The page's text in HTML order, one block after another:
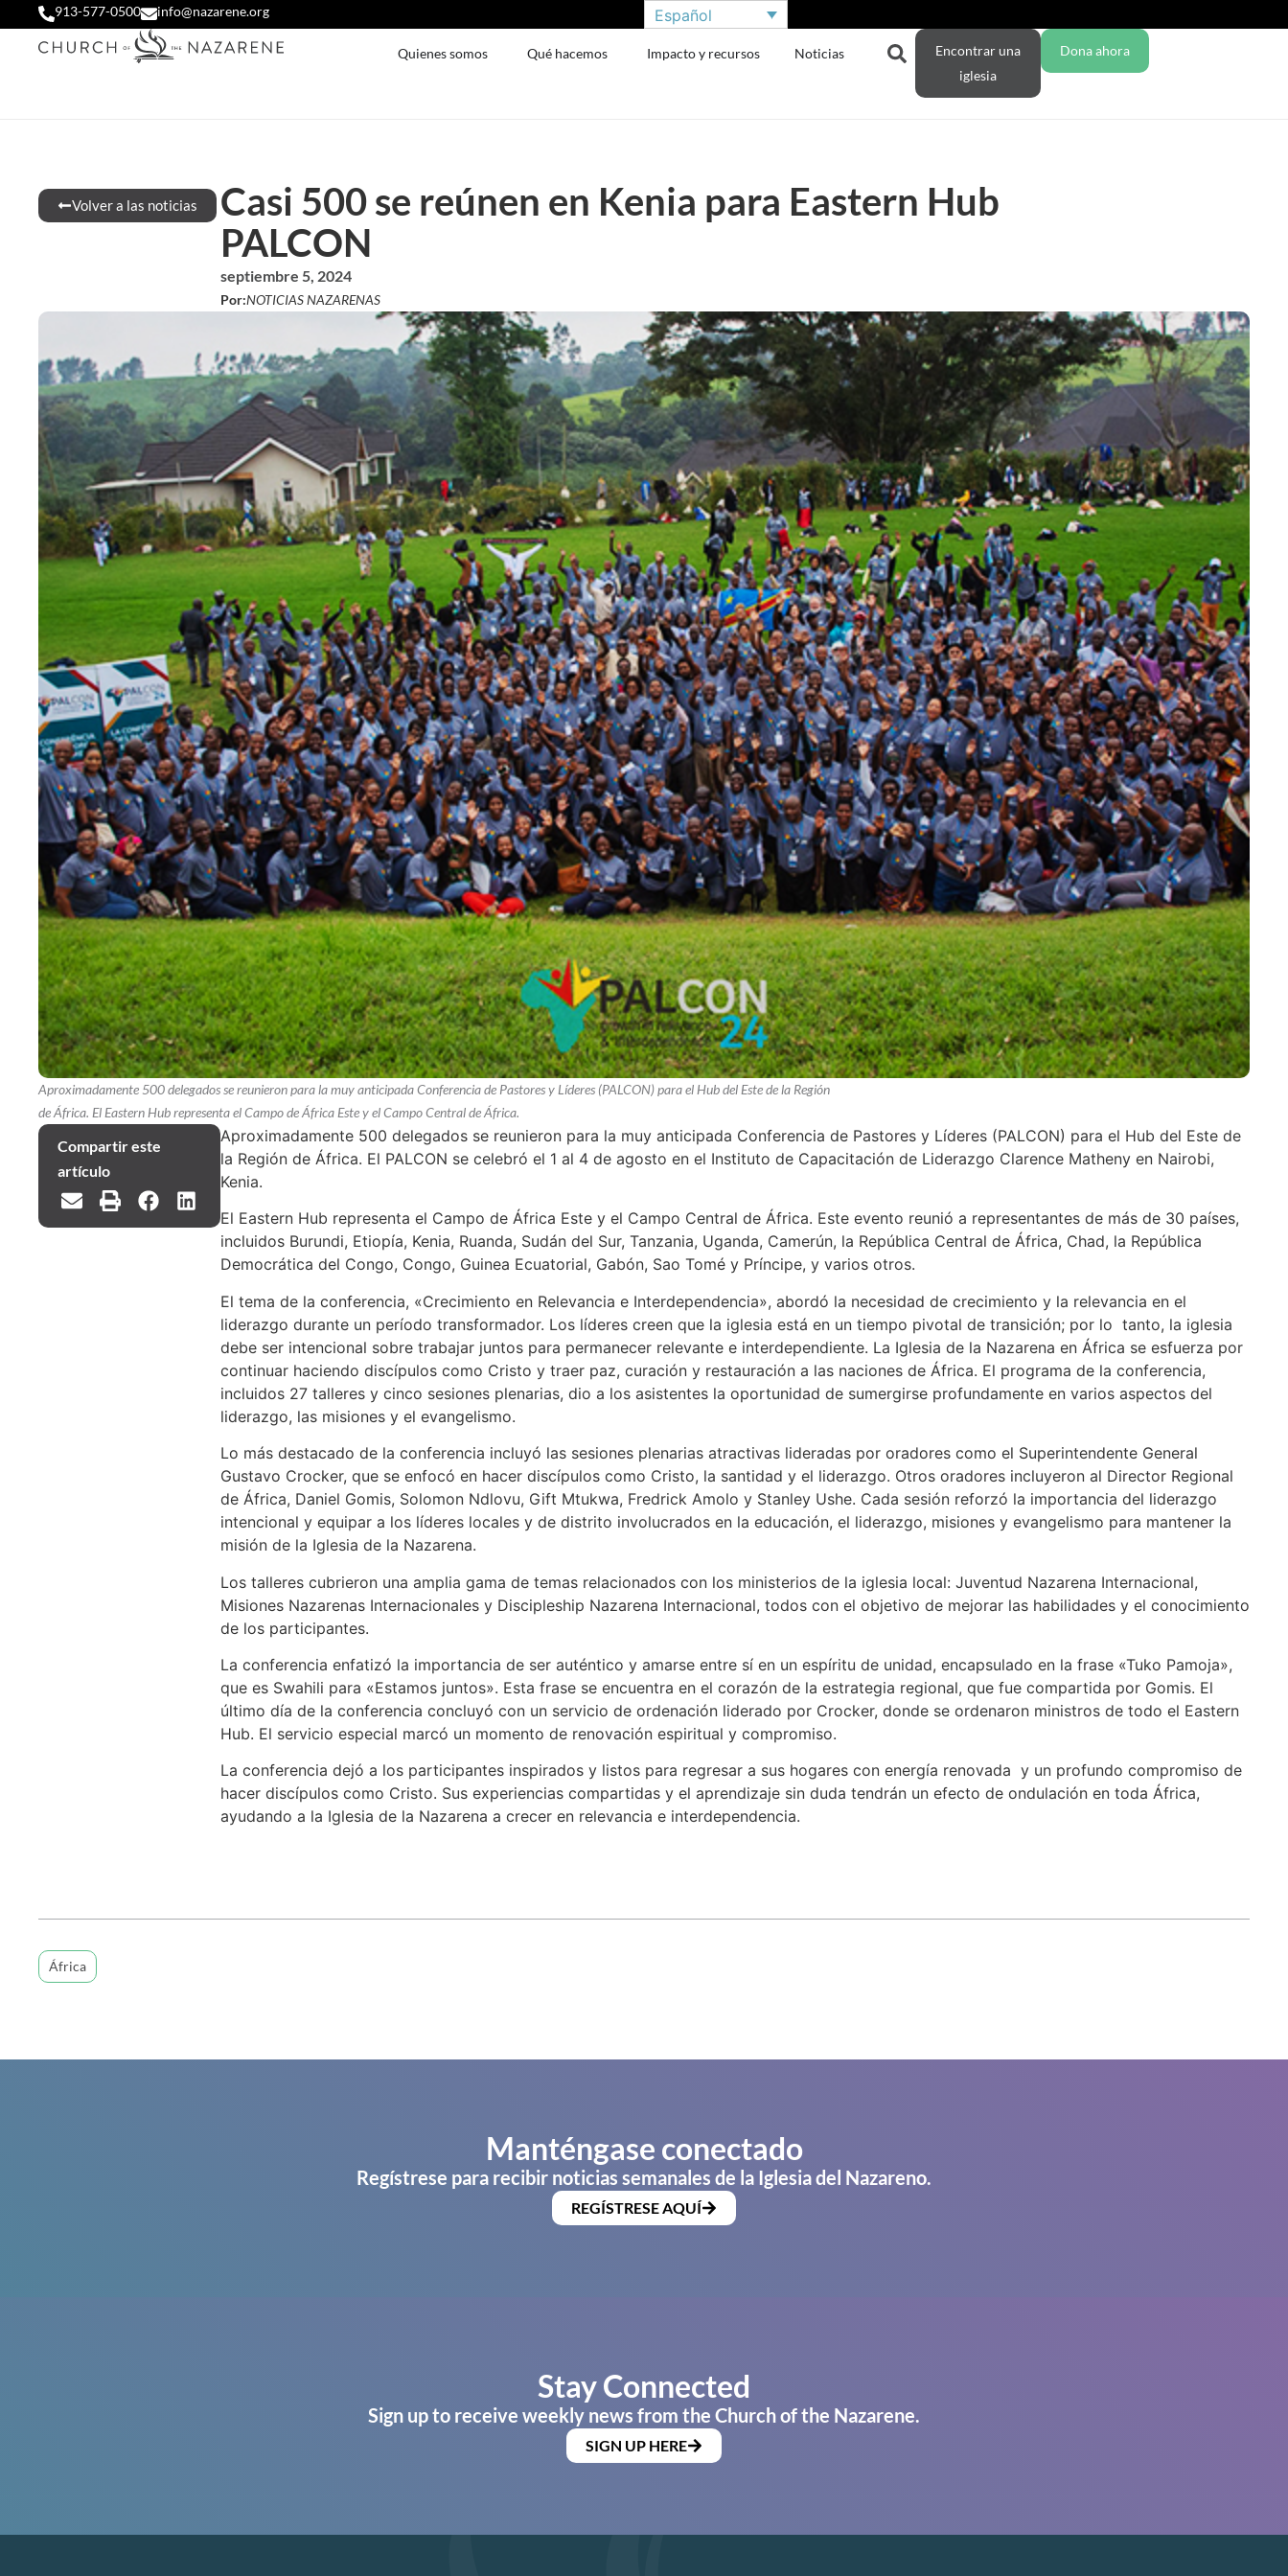
913-577-0500 info@nazarene.org Español
Quienes somos Qué hacemos Impacto y recursos Noticias
Encontrar una
iglesia
Dona ahora
Volver a las noticias
Casi 500 se reúnen en Kenia para Eastern Hub
PALCON
septiembre 5, 2024
Por:NOTICIAS NAZARENAS
Aproximadamente 500 delegados se reunieron para la muy anticipada Conferencia de Pastores y Líderes (PALCON) para el Hub del Este de la Región
de África. El Eastern Hub representa el Campo de África Este y el Campo Central de África.
Compartir este
artículo
Aproximadamente 500 delegados se reunieron para la muy anticipada Conferencia de Pastores y Líderes (PALCON) para el Hub del Este de
la Región de África. El PALCON se celebró el 1 al 4 de agosto en el Instituto de Capacitación de Liderazgo Clarence Matheny en Nairobi,
Kenia.
El Eastern Hub representa el Campo de África Este y el Campo Central de África. Este evento reunió a representantes de más de 30 países,
incluidos Burundi, Etiopía, Kenia, Ruanda, Sudán del Sur, Tanzania, Uganda, Camerún, la República Central de África, Chad, la República
Democrática del Congo, Congo, Guinea Ecuatorial, Gabón, Sao Tomé y Príncipe, y varios otros.
El tema de la conferencia, «Crecimiento en Relevancia e Interdependencia», abordó la necesidad de crecimiento y la relevancia en el
liderazgo durante un período transformador. Los líderes creen que la iglesia está en un tiempo pivotal de transición; por lo tanto, la iglesia
debe ser intencional sobre trabajar juntos para permanecer relevante e interdependiente. La Iglesia de la Nazarena en África se esfuerza por
continuar haciendo discípulos como Cristo y traer paz, curación y restauración a las naciones de África. El programa de la conferencia,
incluidos 27 talleres y cinco sesiones plenarias, dio a los asistentes la oportunidad de sumergirse profundamente en varios aspectos del
liderazgo, las misiones y el evangelismo.
Lo más destacado de la conferencia incluyó las sesiones plenarias atractivas lideradas por oradores como el Superintendente General
Gustavo Crocker, que se enfocó en hacer discípulos como Cristo, la santidad y el liderazgo. Otros oradores incluyeron al Director Regional
de África, Daniel Gomis, Solomon Ndlovu, Gift Mtukwa, Fredrick Amolo y Stanley Ushe. Cada sesión reforzó la importancia del liderazgo
intencional y equipar a los líderes locales y de distrito involucrados en la educación, el liderazgo, misiones y evangelismo para mantener la
misión de la Iglesia de la Nazarena.
Los talleres cubrieron una amplia gama de temas relacionados con los ministerios de la iglesia local: Juventud Nazarena Internacional,
Misiones Nazarenas Internacionales y Discipleship Nazarena Internacional, todos con el objetivo de mejorar las habilidades y el conocimiento
de los participantes.
La conferencia enfatizó la importancia de ser auténtico y amarse entre sí en un espíritu de unidad, encapsulado en la frase «Tuko Pamoja»,
que es Swahili para «Estamos juntos». Esta frase se encuentra en el corazón de la estrategia regional, que fue compartida por Gomis. El
último día de la conferencia concluyó con un servicio de ordenación liderado por Crocker, donde se ordenaron ministros de todo el Eastern
Hub. El servicio especial marcó un momento de renovación espiritual y compromiso.
La conferencia dejó a los participantes inspirados y listos para regresar a sus hogares con energía renovada y un profundo compromiso de
hacer discípulos como Cristo. Sus experiencias compartidas y el aprendizaje sin duda tendrán un efecto de ondulación en toda África,
ayudando a la Iglesia de la Nazarena a crecer en relevancia e interdependencia.
África
Manténgase conectado
Regístrese para recibir noticias semanales de la Iglesia del Nazareno.
REGÍSTRESE AQUÍ
Stay Connected
Sign up to receive weekly news from the Church of the Nazarene.
SIGN UP HERE